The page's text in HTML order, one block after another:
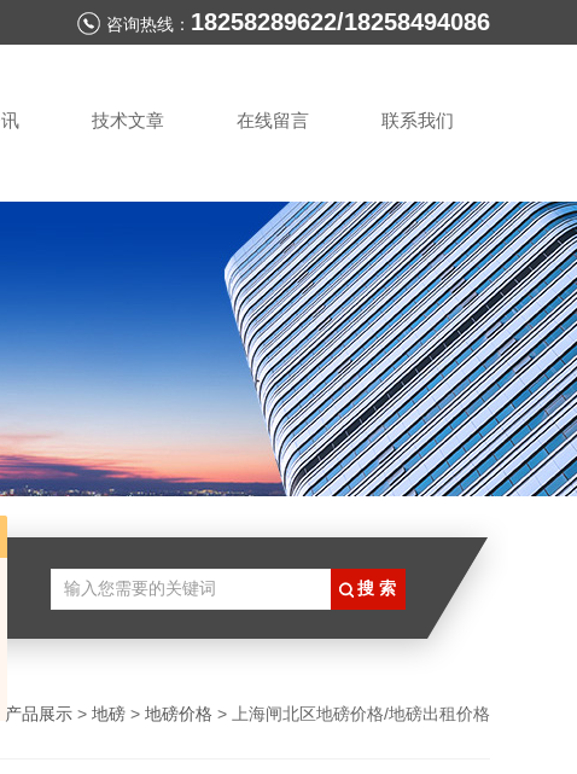
咨询热线： 18258289622/18258494086
技术文章 在线留言 联系我们
产品展示 > 地磅 > 地磅价格 > 上海闸北区地磅价格/地磅出租价格